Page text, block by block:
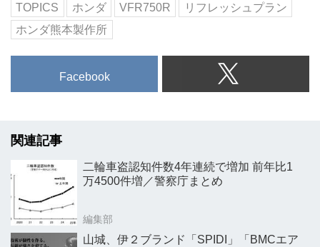
TOPICS ホンダ VFR750R
リフレッシュプラン
ホンダ熊本製作所
Facebook
関連記事
二輪車盗認知件数4年連続で増加 前年比1
万4500件増／警察庁まとめ
編集部
山城、伊２ブランド「SPIDI」「BMCエア